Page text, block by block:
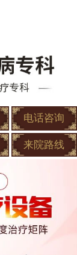
电话咨询
来院路线